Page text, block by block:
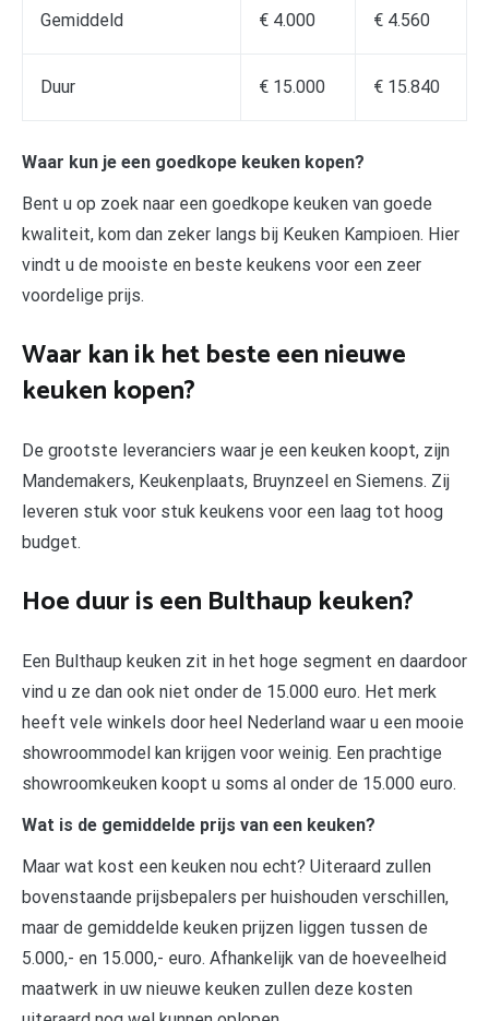
Gemiddeld € 4.000 € 4.560
Duur € 15.000 € 15.840
Waar kun je een goedkope keuken kopen?
Bent u op zoek naar een goedkope keuken van goede
kwaliteit, kom dan zeker langs bij Keuken Kampioen. Hier
vindt u de mooiste en beste keukens voor een zeer
voordelige prijs.
Waar kan ik het beste een nieuwe
keuken kopen?
De grootste leveranciers waar je een keuken koopt, zijn
Mandemakers, Keukenplaats, Bruynzeel en Siemens. Zij
leveren stuk voor stuk keukens voor een laag tot hoog
budget.
Hoe duur is een Bulthaup keuken?
Een Bulthaup keuken zit in het hoge segment en daardoor
vind u ze dan ook niet onder de 15.000 euro. Het merk
heeft vele winkels door heel Nederland waar u een mooie
showroommodel kan krijgen voor weinig. Een prachtige
showroomkeuken koopt u soms al onder de 15.000 euro.
Wat is de gemiddelde prijs van een keuken?
Maar wat kost een keuken nou echt? Uiteraard zullen
bovenstaande prijsbepalers per huishouden verschillen,
maar de gemiddelde keuken prijzen liggen tussen de
5.000,- en 15.000,- euro. Afhankelijk van de hoeveelheid
maatwerk in uw nieuwe keuken zullen deze kosten